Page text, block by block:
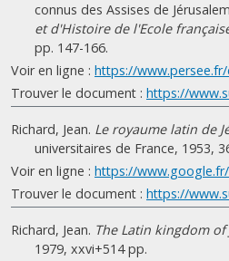
connus des Assises de
et d'Histoire de l'Ecole
pp. 147-166.
Voir en ligne : https://
Trouver le document : https://
Richard, Jean. Le royaume latin de
universitaires de France, 1953,
Voir en ligne : https://
Trouver le document : https://
Richard, Jean. The Latin kingdom of
1979, xxvi+514 pp.